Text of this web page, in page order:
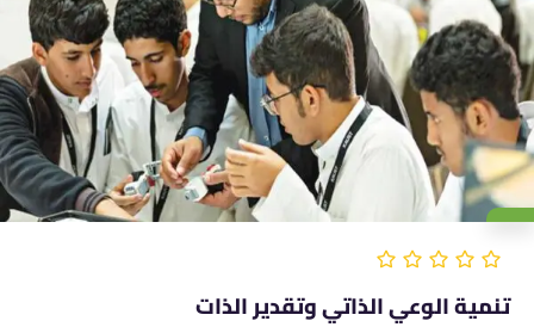
تنمية الوعي الذاتي وتقدير الذات